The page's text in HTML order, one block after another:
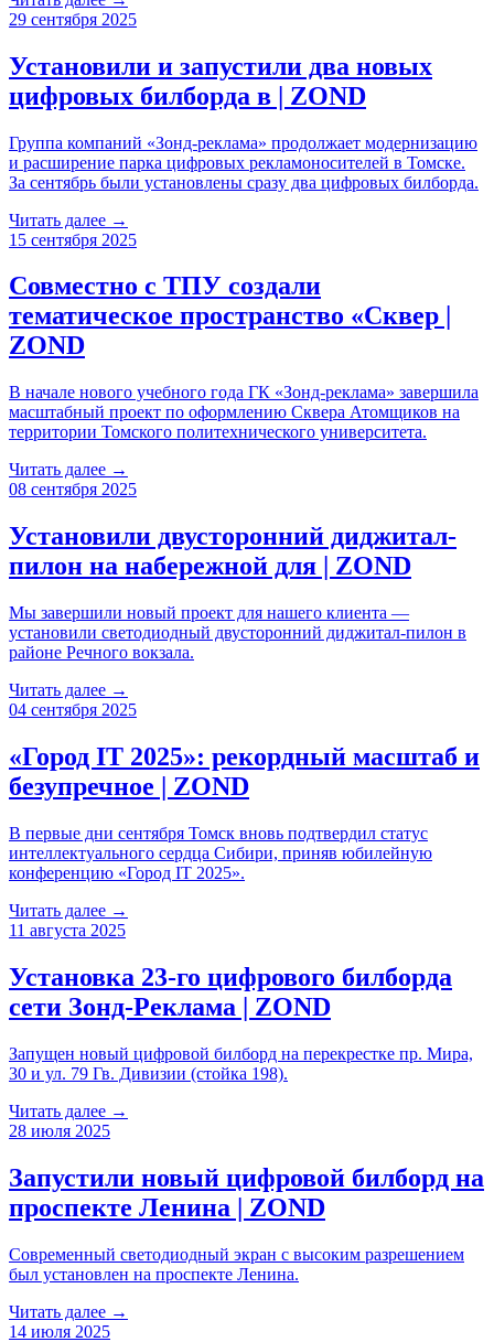
29 сентября 2025
Установили и запустили два новых
цифровых билборда в | ZOND
Группа компаний «Зонд-реклама» продолжает модернизацию
и расширение парка цифровых рекламоносителей в Томске.
За сентябрь были установлены сразу два цифровых билборда.
Читать далее →
15 сентября 2025
Совместно с ТПУ создали
тематическое пространство «Сквер |
ZOND
В начале нового учебного года ГК «Зонд-реклама» завершила
масштабный проект по оформлению Сквера Атомщиков на
территории Томского политехнического университета.
Читать далее →
08 сентября 2025
Установили двусторонний диджитал-
пилон на набережной для | ZOND
Мы завершили новый проект для нашего клиента —
установили светодиодный двусторонний диджитал-пилон в
районе Речного вокзала.
Читать далее →
04 сентября 2025
«Город IT 2025»: рекордный масштаб и
безупречное | ZOND
В первые дни сентября Томск вновь подтвердил статус
интеллектуального сердца Сибири, приняв юбилейную
конференцию «Город IT 2025».
Читать далее →
11 августа 2025
Установка 23-го цифрового билборда
сети Зонд-Реклама | ZOND
Запущен новый цифровой билборд на перекрестке пр. Мира,
30 и ул. 79 Гв. Дивизии (стойка 198).
Читать далее →
28 июля 2025
Запустили новый цифровой билборд на
проспекте Ленина | ZOND
Современный светодиодный экран с высоким разрешением
был установлен на проспекте Ленина.
Читать далее →
14 июля 2025